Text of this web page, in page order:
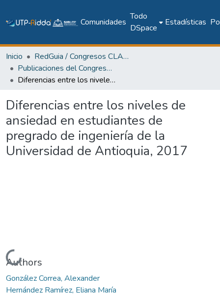
Comunidades
Todo
DSpace
Estadísticas
Inicio
RedGuia / Congresos CLABES
Publicaciones del Congreso Internacional CLABES
Diferencias entre los niveles de ansiedad en estudiantes de pregrado de ingeniería de la Universidad de Antioquia, 2017
Diferencias entre los niveles de
ansiedad en estudiantes de
pregrado de ingeniería de la
Universidad de Antioquia, 2017
Cargando...
Authors
González Correa, Alexander
Hernández Ramírez, Eliana María